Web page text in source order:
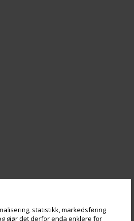
statistikk, markedsføring
gjør det derfor enda enklere for